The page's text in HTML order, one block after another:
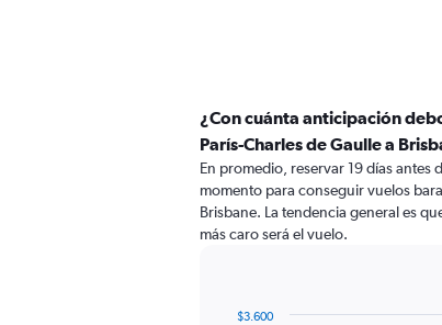
¿Con cuánta anticipación
París-Charles de Gaulle a
En promedio, reservar 19 días antes
momento para conseguir vuelos
Brisbane. La tendencia general es
más caro será el vuelo.
$3.600